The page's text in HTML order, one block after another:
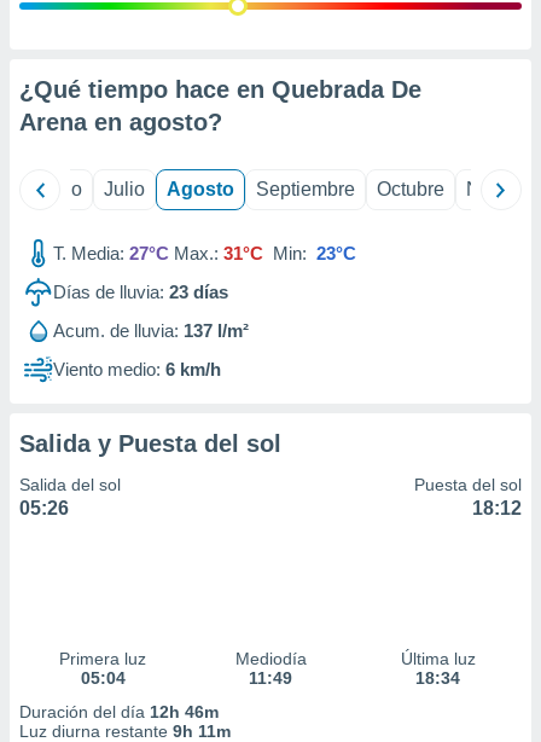
e
mediante
de
1199
¿Qué tiempo hace en Quebrada De
Arena en agosto?
Junio Julio Agosto Septiembre Octubre
T. Media: 27°C Max.: 31°C Min: 23°C
Días de lluvia: 23 días
Acum. de lluvia: 137 l/m²
Viento medio: 6 km/h
Salida y Puesta del sol
Salida del sol
05:26
Puesta del sol
18:12
Primera luz
05:04
Mediodía
11:49
Última luz
18:34
Duración del día 12h 46m
Luz diurna restante 9h 11m